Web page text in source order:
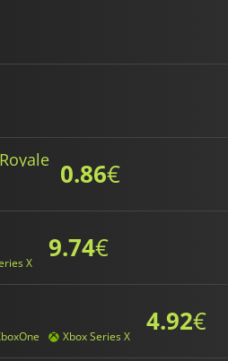
0.86€
X 9.74€
Xbox Series X 4.92€